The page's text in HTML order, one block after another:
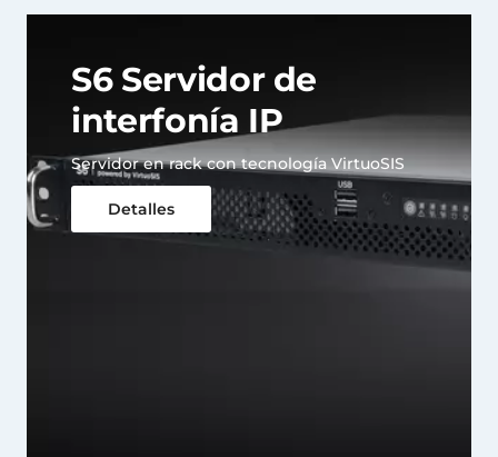
S6 Servidor de
interfonía IP
Servidor en rack con tecnología VirtuoSIS
Detalles